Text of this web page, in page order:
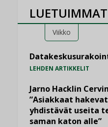
Viikko
LEHDEN ARTIKKELIT
Jarno Hacklin
”Asiakkaat
yhdistävät useita
saman katon alle”